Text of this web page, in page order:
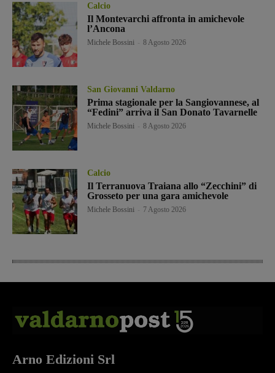
Calcio
Il Montevarchi affronta in amichevole
l’Ancona
Michele Bossini 8 Agosto 2026
San Giovanni Valdarno
Prima stagionale per la Sangiovannese, al
“Fedini” arriva il San Donato Tavarnelle
Michele Bossini 8 Agosto 2026
Calcio
Il Terranuova Traiana allo “Zecchini” di
Grosseto per una gara amichevole
Michele Bossini 7 Agosto 2026
Arno Edizioni Srl